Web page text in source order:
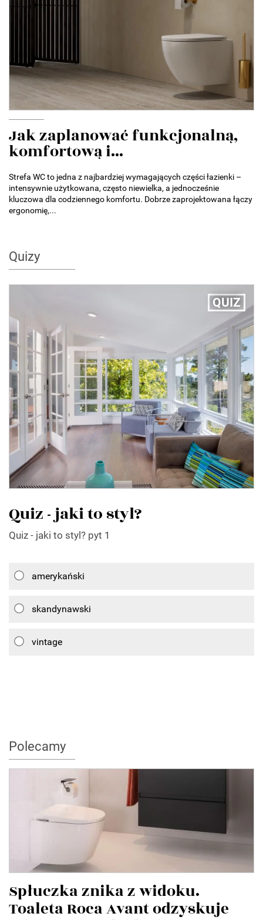
Jak zaplanować funkcjonalną,
komfortową i...
Strefa WC to jedna z najbardziej wymagających części łazienki –
intensywnie użytkowana, często niewielka, a jednocześnie
kluczowa dla codziennego komfortu. Dobrze zaprojektowana łączy
ergonomię,...
Quizy
QUIZ
Quiz - jaki to styl?
Quiz - jaki to styl? pyt 1
amerykański
skandynawski
vintage
Polecamy
Spłuczka znika z widoku.
Toaleta Roca Avant odzyskuje